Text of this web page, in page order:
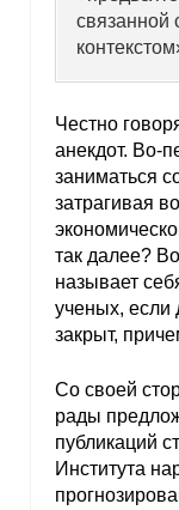
связанной
Честно
анекдот. Во-
заниматься
затрагивая
так далее?
называет
ученых, если
закрыт,
Со своей
рады
публикаций
Института